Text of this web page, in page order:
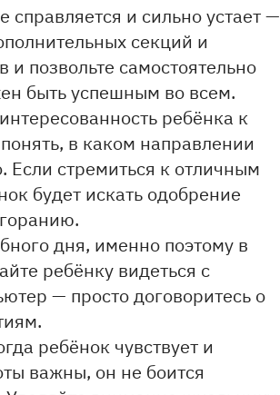
справляется и сильно устает —
секций и
позвольте самостоятельно
быть успешным во всем.
ребёнка к
в каком направлении
Если стремиться к отличным
будет искать одобрение
дня, именно поэтому в
ребёнку видеться с
— просто договоритесь о
ребёнок чувствует и
важны, он не боится